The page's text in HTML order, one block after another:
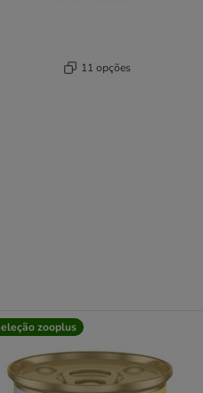
11 opções
zooplus